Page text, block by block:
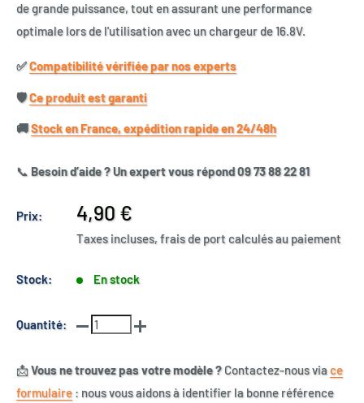
de grande puissance, tout en assurant une performance
optimale lors de l'utilisation avec un chargeur de 16.8V.
✅​Compatibilité vérifiée par nos experts
🛡️​Ce produit est garanti
🚚​Stock en France, expédition rapide en 24/48h
📞 Besoin d’aide ? Un expert vous répond 09 73 88 22 81
Prix:
Prix
réduit
4,90 €
Taxes incluses, frais de port calculés au paiement
Stock: En stock
Quantité:
📩Vous ne trouvez pas votre modèle ?Contactez-nous viace
formulaire : nous vous aidons à identifier la bonne référence